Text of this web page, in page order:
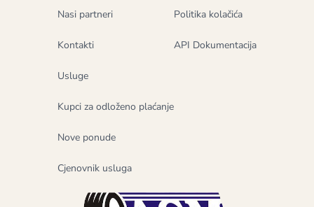
Nasi partneri
Kontakti
Usluge
Kupci za odloženo plaćanje
Nove ponude
Cjenovnik usluga
Politika kolačića
API Dokumentacija